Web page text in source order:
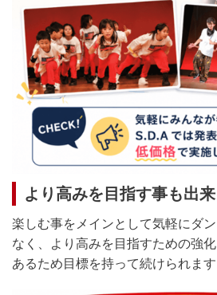
より高みを目指す事も出
楽しむ事をメインとして気軽にダ
なく、より高みを目指すための強
あるため目標を持って続けられます